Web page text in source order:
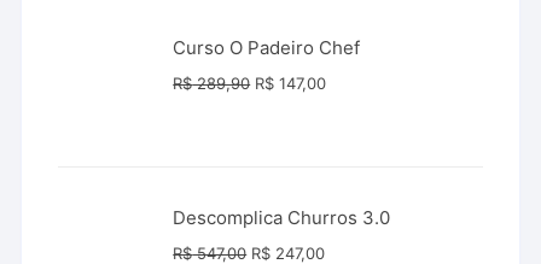
Curso O Padeiro Chef
R$289,90 O
R$ 147,00O
Descomplica Churros 3.0
R$547,00 O
R$ 247,00O